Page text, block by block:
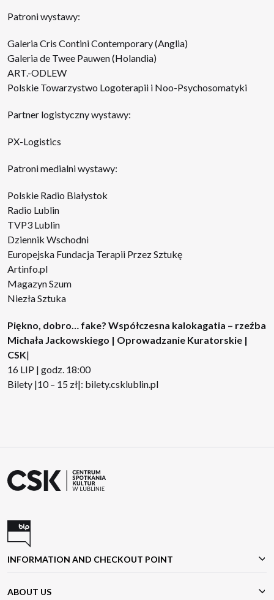
Patroni wystawy:
Galeria Cris Contini Contemporary (Anglia)
Galeria de Twee Pauwen (Holandia)
ART.-ODLEW
Polskie Towarzystwo Logoterapii i Noo-Psychosomatyki
Partner logistyczny wystawy:
PX-Logistics
Patroni medialni wystawy:
Polskie Radio Białystok
Radio Lublin
TVP3 Lublin
Dziennik Wschodni
Europejska Fundacja Terapii Przez Sztukę
Artinfo.pl
Magazyn Szum
Niezła Sztuka
Piękno, dobro… fake? Współczesna kalokagatia – rzeźba
Michała Jackowskiego | Oprowadzanie Kuratorskie |
CSK|
16 LIP | godz. 18:00
Bilety |10 – 15 zł|: bilety.csklublin.pl
INFORMATION AND CHECKOUT POINT
ABOUT US